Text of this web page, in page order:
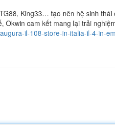
King33… tạo nên hệ sinh
Okwin cam kết mang lại trải
il-108-store-in-italia-il-4-in-